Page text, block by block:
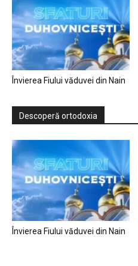
Învierea Fiului văduvei din Nain
Descoperă ortodoxia
Învierea Fiului văduvei din Nain